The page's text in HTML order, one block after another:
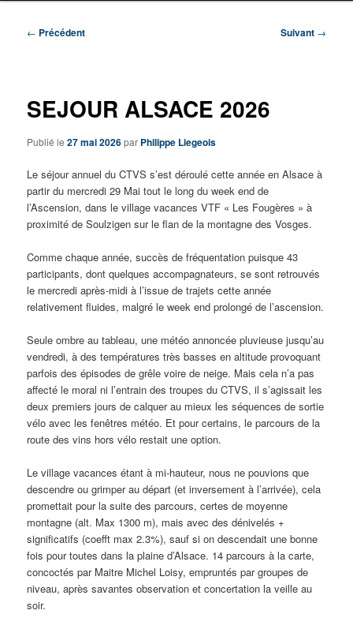
Navigation
← Précédent Suivant →
SEJOUR ALSACE 2026
Publié le27 mai 2026par Philippe Liegeois
Le séjour annuel du CTVS s’est déroulé cette année en Alsace à
partir du mercredi 29 Mai tout le long du week end de
l’Ascension, dans le village vacances VTF « Les Fougères » à
proximité de Soulzigen sur le flan de la montagne des Vosges.
Comme chaque année, succès de fréquentation puisque 43
participants, dont quelques accompagnateurs, se sont retrouvés
le mercredi après-midi à l’issue de trajets cette année
relativement fluides, malgré le week end prolongé de l’ascension.
Seule ombre au tableau, une météo annoncée pluvieuse jusqu’au
vendredi, à des températures très basses en altitude provoquant
parfois des épisodes de grêle voire de neige. Mais cela n’a pas
affecté le moral ni l’entrain des troupes du CTVS, il s’agissait les
deux premiers jours de calquer au mieux les séquences de sortie
vélo avec les fenêtres météo. Et pour certains, le parcours de la
route des vins hors vélo restait une option.
Le village vacances étant à mi-hauteur, nous ne pouvions que
descendre ou grimper au départ (et inversement à l’arrivée), cela
promettait pour la suite des parcours, certes de moyenne
montagne (alt. Max 1300 m), mais avec des dénivelés +
significatifs (coefft max 2.3%), sauf si on descendait une bonne
fois pour toutes dans la plaine d’Alsace. 14 parcours à la carte,
concoctés par Maitre Michel Loisy, empruntés par groupes de
niveau, après savantes observation et concertation la veille au
soir.